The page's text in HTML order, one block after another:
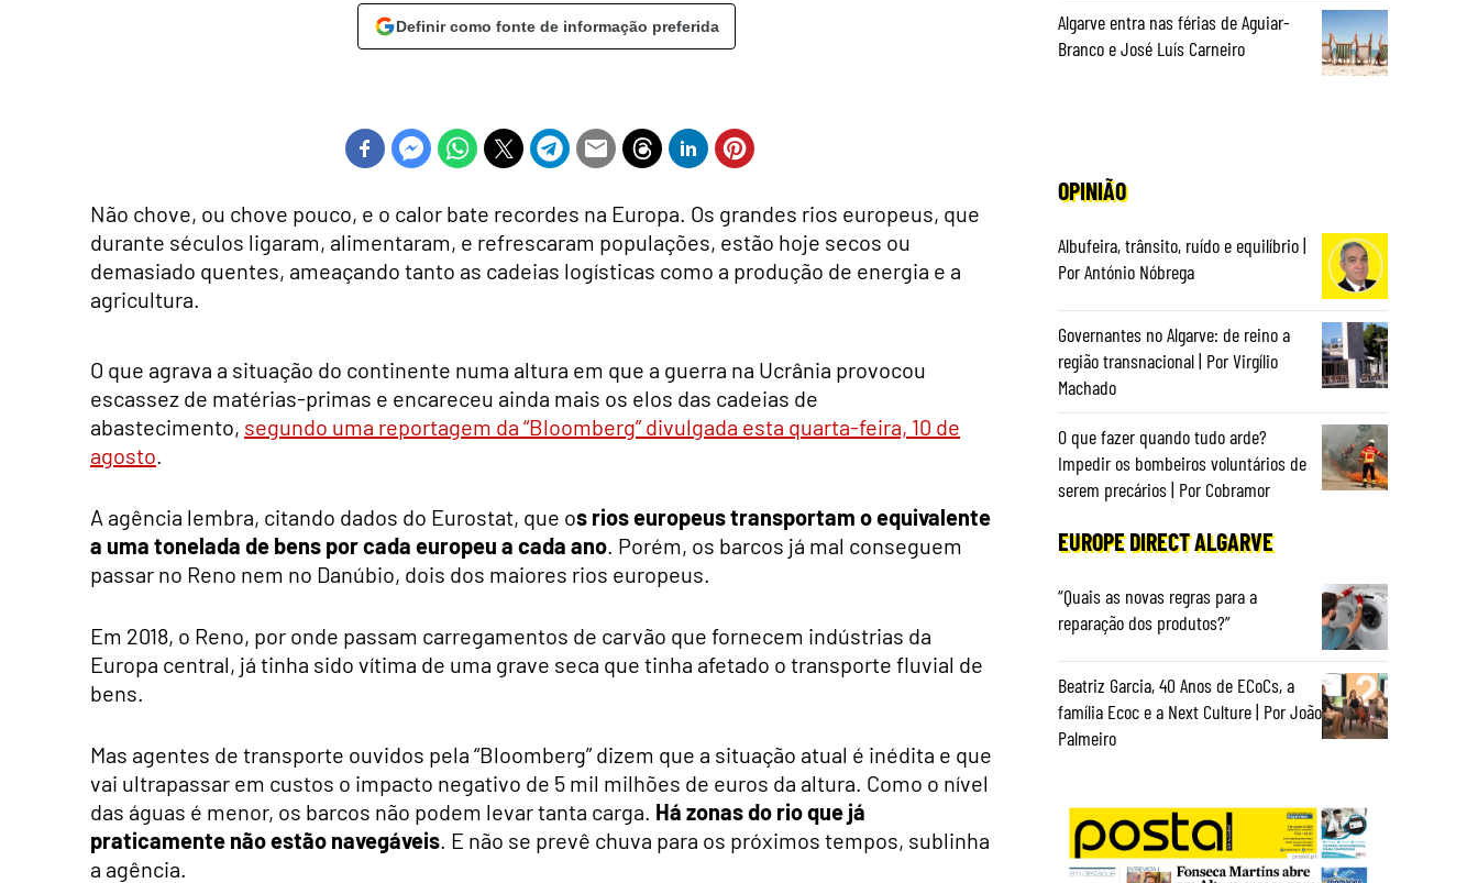
Definir como fonte de informação preferida
Não chove, ou chove pouco, e o calor bate recordes na Europa. Os grandes rios europeus, que
durante séculos ligaram, alimentaram, e refrescaram populações, estão hoje secos ou
demasiado quentes, ameaçando tanto as cadeias logísticas como a produção de energia e a
agricultura.
O que agrava a situação do continente numa altura em que a guerra na Ucrânia provocou
escassez de matérias-primas e encareceu ainda mais os elos das cadeias de
abastecimento, segundo uma reportagem da “Bloomberg” divulgada esta quarta-feira, 10 de
agosto
A agência lembra, citando dados do Eurostat, que os rios europeus transportam o equivalente
a uma tonelada de bens por cada europeu a cada ano . Porém, os barcos já mal conseguem
passar no Reno nem no Danúbio, dois dos maiores rios europeus.
Em 2018, o Reno, por onde passam carregamentos de carvão que fornecem indústrias da
Europa central, já tinha sido vítima de uma grave seca que tinha afetado o transporte fluvial de
bens.
Mas agentes de transporte ouvidos pela “Bloomberg” dizem que a situação atual é inédita e que
vai ultrapassar em custos o impacto negativo de 5 mil milhões de euros da altura. Como o nível
das águas é menor, os barcos não podem levar tanta carga. Há zonas do rio que já
praticamente não estão navegáveis . E não se prevê chuva para os próximos tempos, sublinha
a agência.
Algarve entra nas férias de Aguiar-
Branco e José Luís Carneiro
OPINIÃO
Albufeira, trânsito, ruído e equilíbrio |
Por António Nóbrega
Governantes no Algarve: de reino a
região transnacional | Por Virgílio
Machado
O que fazer quando tudo arde?
Impedir os bombeiros voluntários de
serem precários | Por Cobramor
EUROPE DIRECT ALGARVE
“Quais as novas regras para a
reparação dos produtos?”
Beatriz Garcia, 40 Anos de ECoCs, a
família Ecoc e a Next Culture | Por João
Palmeiro